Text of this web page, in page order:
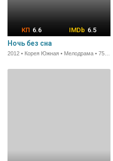
6.6 6.5
Ночь без сна